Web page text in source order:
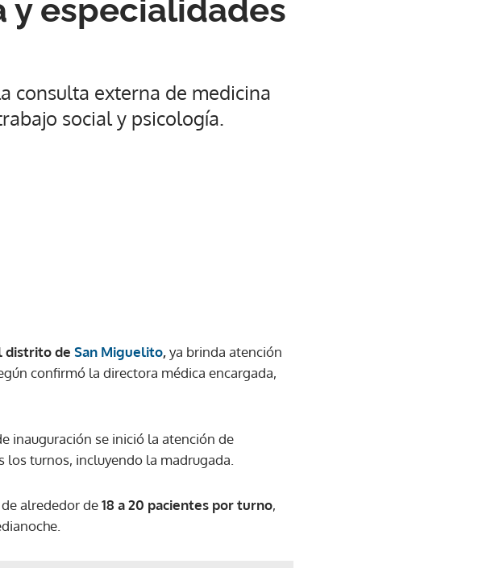
especialidades
consulta externa de medicina
social y psicología.
distrito de San Miguelito,ya brinda atención
confirmó la directora médica encargada,
inauguración se inició la atención de
turnos, incluyendo la madrugada.
alrededor de18 a 20 pacientes por turno,